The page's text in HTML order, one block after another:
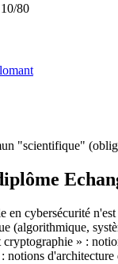
10/80
"scientifique"
en cybersécurité n'est
(algorithmique,
» :